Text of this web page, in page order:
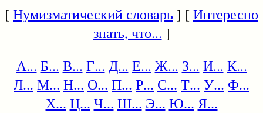
[Нумизматический словарь] [Интересно
знать, что... ]
А... Б... В... Г... Д... Е... Ж... З... И... К...
Л... М... Н... О... П... Р... С... Т... У... Ф...
Х... Ц... Ч... Ш... Э... Ю... Я...